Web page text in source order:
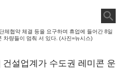
체협약 체결 등을 요구하며 휴업에 들어간 8일
차량들이 멈춰 서 있다. (사진=뉴시스)
설업계가 수도권 레미콘 운